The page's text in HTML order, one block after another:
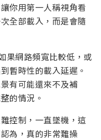
你用第一人稱視角看
全部載入，而是會隨
果網路頻寬比較低，或
暫時性的載入延遲。
有可能還來不及補
的情況。
控制，一直墜機，這
為，真的非常難操